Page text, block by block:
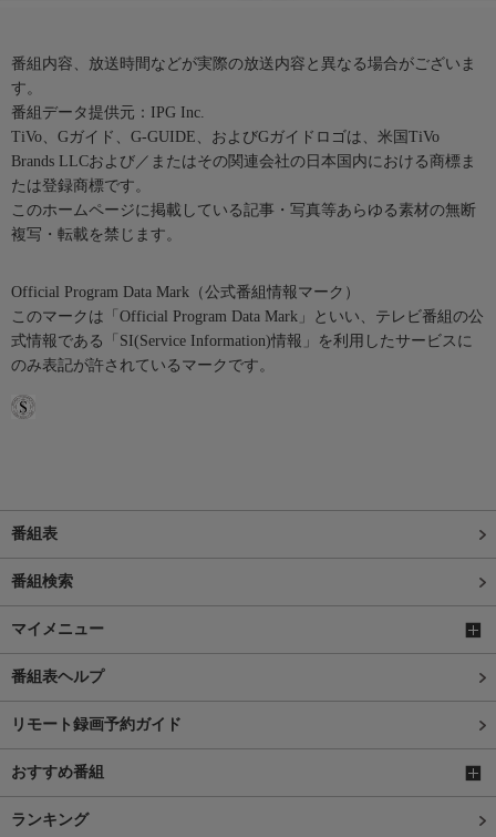
番組内容、放送時間などが実際の放送内容と異なる場合がございま
す。
番組データ提供元：IPG Inc.
TiVo、Gガイド、G-GUIDE、およびGガイドロゴは、米国TiVo
Brands LLCおよび／またはその関連会社の日本国内における商標ま
たは登録商標です。
このホームページに掲載している記事・写真等あらゆる素材の無断
複写・転載を禁じます。
Official Program Data Mark（公式番組情報マーク）
このマークは「Official Program Data Mark」といい、テレビ番組の公
式情報である「SI(Service Information)情報」を利用したサービスに
のみ表記が許されているマークです。
番組表
番組検索
マイメニュー
番組表ヘルプ
リモート録画予約ガイド
おすすめ番組
ランキング